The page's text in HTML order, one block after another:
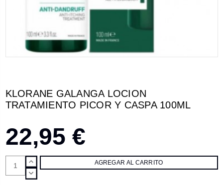
KLORANE GALANGA LOCION
TRATAMIENTO PICOR Y CASPA 100ML
22,95 €
AUMENTAR
CANTIDAD:
DISMINUIR